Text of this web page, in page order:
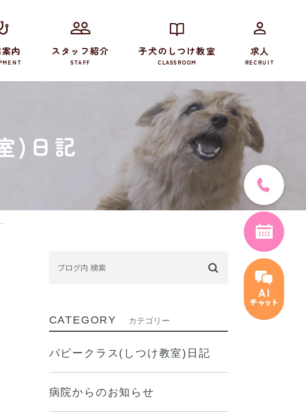
内 スタッフ紹介
STAFF
子犬のしつけ教室
CLASSROOM
求人
RECRUIT
)日記
CATEGORY カテゴリー
パピークラス(しつけ教室)日記
病院からのお知らせ